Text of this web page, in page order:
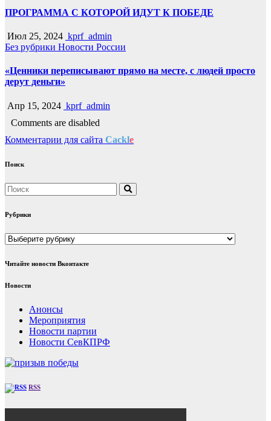
ПРОГРАММА С КОТОРОЙ ИДУТ К ПОБЕДЕ
Июл 25, 2024 kprf_admin
Без рубрики Новости России
«Ценники переписывают прямо на месте, с людей просто
дерут деньги»
Апр 15, 2024 kprf_admin
Comments are disabled
Комментарии для сайта Cackle
Поиск
Рубрики
Рубрики
Читайте новости Вконтакте
Новости
Анонсы
Мероприятия
Новости партии
Новости СевКПРФ
RSS